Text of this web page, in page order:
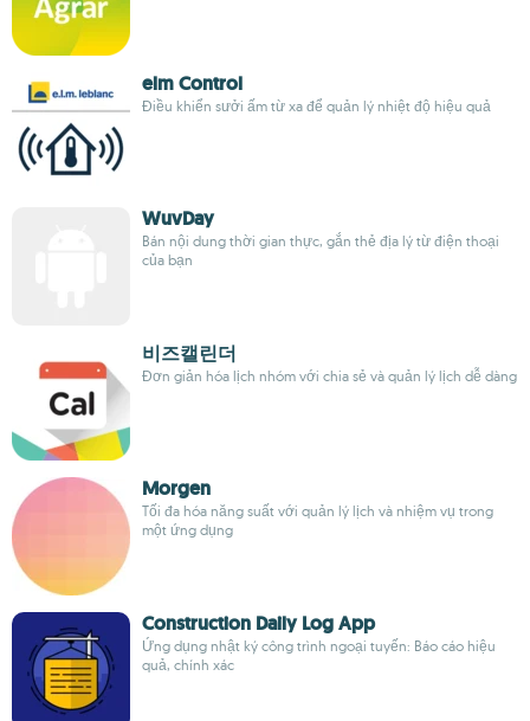
elm Control
Điều khiển sưởi ấm từ xa để quản lý nhiệt độ hiệu quả
WuvDay
Bán nội dung thời gian thực, gắn thẻ địa lý từ điện thoại
của bạn
비즈캘린더
Đơn giản hóa lịch nhóm với chia sẻ và quản lý lịch dễ dàng
Morgen
Tối đa hóa năng suất với quản lý lịch và nhiệm vụ trong
một ứng dụng
Construction Daily Log App
Ứng dụng nhật ký công trình ngoại tuyến: Báo cáo hiệu
quả, chính xác